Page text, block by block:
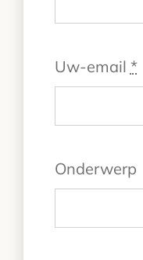
Uw-email *
Onderwerp